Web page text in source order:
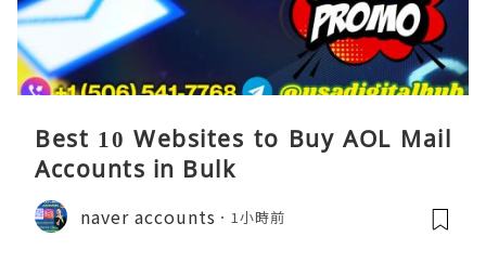
Best 10 Websites to Buy AOL Mail
Accounts in Bulk
naver accounts 1小時前